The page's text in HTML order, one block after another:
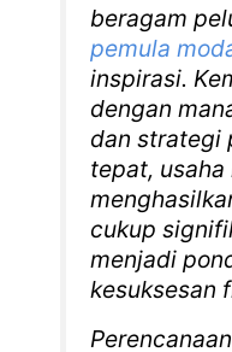
beragam
pemula
inspirasi.
dengan
dan strategi
tepat,
cukup
menjadi
kesuksesan